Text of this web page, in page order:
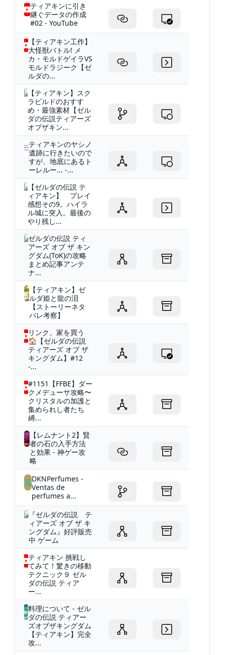
ティアキンに引き
継ぐデータの作成
#02 - YouTube
【ティアキン工作】
大怪獣バトル! メ
カ・モルドゲイラVS
モルドラジーク【ゼ
ルダの...
【ティアキン】スク
ラビルドのおすす
め・最強素材【ゼル
ダの伝説ティアーズ
オブザキン...
ティアキンのヤシノ
遺跡に行きたいので
すが、地底にあるト
ーレルー... -...
【ゼルダの伝説 テ
ィアキン】 プレイ
感想その9。ハイラ
ル城に突入。最後の
やり残し...
ゼルダの伝説 ティ
アーズ オブ ザ キン
グダム(ToK)の攻略
まとめ記事アンテ
ナ...
【ティアキン】ゼ
ルダ姫と龍の泪
【ストーリーネタ
バレ考察】
リンク、家を買う
🏠【ゼルダの伝説
ティアーズ オブ ザ
キングダム】#12
-...
#1151【FFBE】ダー
クメデューサ攻略〜
クリスタルの加護と
集められし者たち
縛...
【レムナント2】賢
者の石の入手方法
と効果 - 神ゲー攻
略
DKNPerfumes -
Ventas de
perfumes a...
『ゼルダの伝説 テ
ィアーズ オブ ザ キ
ングダム』好評販売
中 ゲーム
ティアキン 挑戦し
てみて！驚きの移動
テクニック９ ゼル
ダの伝説 ティア
ー...
料理について - ゼル
ダの伝説 ティアー
ズオブザキングダム
【ティアキン】完全
攻...